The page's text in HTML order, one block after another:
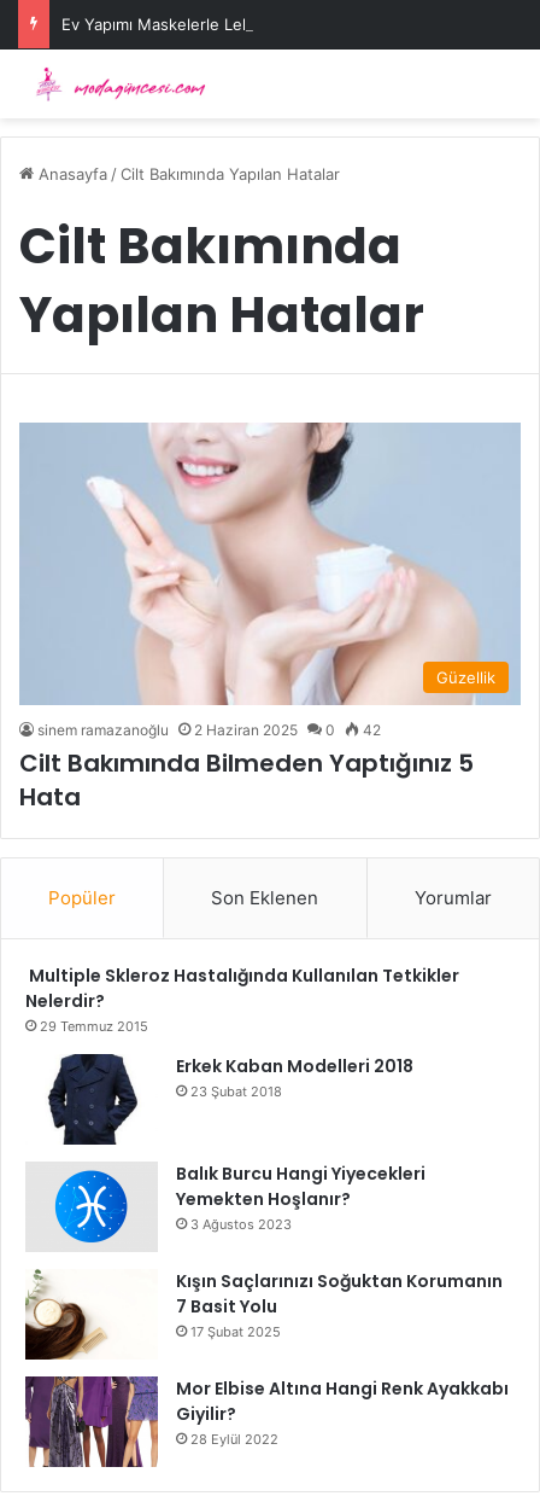
Ev Yapımı Maskelerle Leke Sorununa Çözüm Önerileri
Anasayfa /Cilt Bakımında Yapılan Hatalar
Cilt Bakımında
Yapılan Hatalar
Güzellik
sinem ramazanoğlu 2 Haziran 2025 0 42
Cilt Bakımında Bilmeden Yaptığınız 5
Hata
Popüler Son Eklenen Yorumlar
Multiple Skleroz Hastalığında Kullanılan Tetkikler
Nelerdir?
29 Temmuz 2015
Erkek Kaban Modelleri 2018
23 Şubat 2018
Balık Burcu Hangi Yiyecekleri
Yemekten Hoşlanır?
3 Ağustos 2023
Kışın Saçlarınızı Soğuktan Korumanın
7 Basit Yolu
17 Şubat 2025
Mor Elbise Altına Hangi Renk Ayakkabı
Giyilir?
28 Eylül 2022